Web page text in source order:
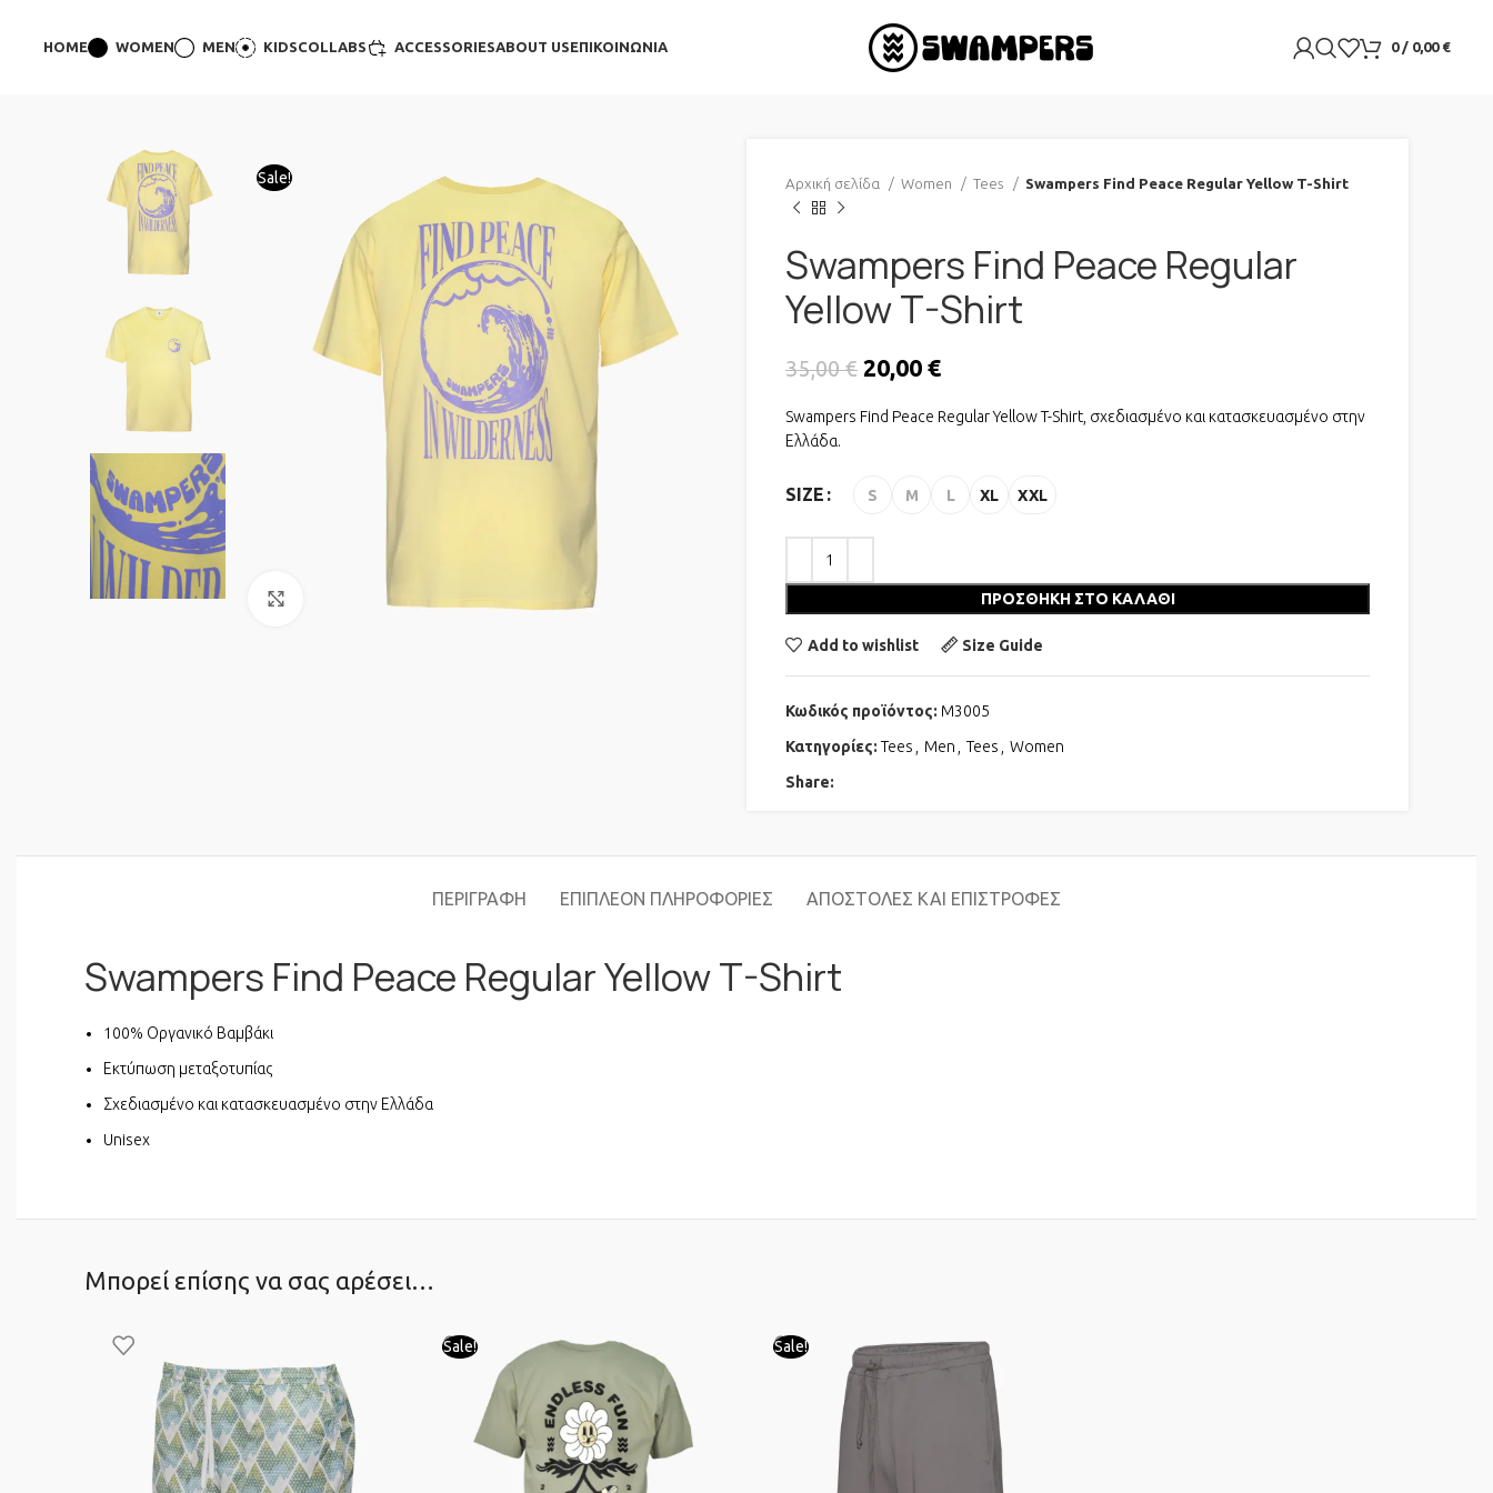
HOME WOMEN MEN KIDSCOLLABS ACCESSORIESABOUT USΕΠΙΚΟΙΝΩΝΊΑ 0 / 0,00 €
Sale!
Click to enlarge
Αρχική σελίδα Women Tees Swampers Find Peace Regular Yellow T-Shirt
Swampers Find Peace Regular
Yellow T-Shirt
35,00€ Original price was: 35,00 €.
20,00 €
Swampers Find Peace Regular Yellow T-Shirt, σχεδιασμένο και κατασκευασμένο στην
Ελλάδα.
SIZE S M L XL XXL
ΠΡΟΣΘΉΚΗ ΣΤΟ ΚΑΛΆΘΙ
Add to wishlist Size Guide
Κωδικός προϊόντος: M3005
Κατηγορίες: Tees Men Tees
Women
Share:
ΠΕΡΙΓΡΑΦΉ ΕΠΙΠΛΈΟΝ ΠΛΗΡΟΦΟΡΊΕΣ ΑΠΟΣΤΟΛΈΣ ΚΑΙ ΕΠΙΣΤΡΟΦΈΣ
Swampers Find Peace Regular Yellow T-Shirt
100% Οργανικό Βαμβάκι
Εκτύπωση μεταξοτυπίας
Σχεδιασμένο και κατασκευασμένο στην Ελλάδα
Unisex
Μπορεί επίσης να σας αρέσει…
Sale! Sale!